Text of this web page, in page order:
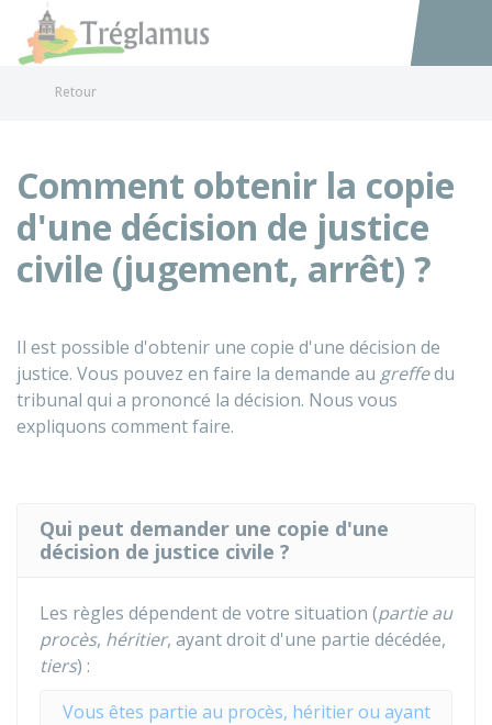
Accéder
Retour
Comment obtenir la copie
d'une décision de justice
civile (jugement, arrêt) ?
Il est possible d'obtenir une copie d'une décision de
justice. Vous pouvez en faire la demande au greffedu
tribunal qui a prononcé la décision. Nous vous
expliquons comment faire.
Qui peut demander une copie d'une
décision de justice civile ?
Les règles dépendent de votre situation (partie au
procès, héritier, ayant droit d'une partie décédée,
tiers) :
Vous êtes partie au procès, héritier ou ayant